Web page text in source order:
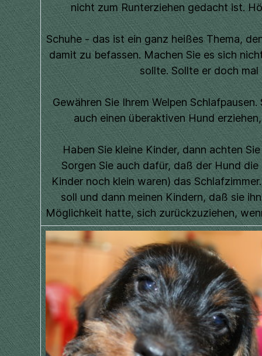
nicht zum Runterziehen gedacht ist.
Schuhe - das ist ein ganz heißes Thema,
damit zu befassen. Machen Sie es sich
sollte. Sollte er doch
Gewähren Sie Ihrem Welpen
auch einen überaktiven Hund
Haben Sie kleine Kinder, dann achten
Sorgen Sie auch dafür, daß der Hund
Kinder noch klein waren) das
soll und dann meinen Kindern, daß sie
Möglichkeit hatte, sich zurückzuziehen,